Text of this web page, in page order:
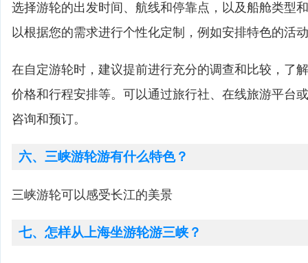
选择游轮的出发时间、航线和停靠点，以及船舱类型
以根据您的需求进行个性化定制，例如安排特色的活
在自定游轮时，建议提前进行充分的调查和比较，了
价格和行程安排等。可以通过旅行社、在线旅游平台
咨询和预订。
六、三峡游轮游有什么特色？
三峡游轮可以感受长江的美景
七、怎样从上海坐游轮游三峡？